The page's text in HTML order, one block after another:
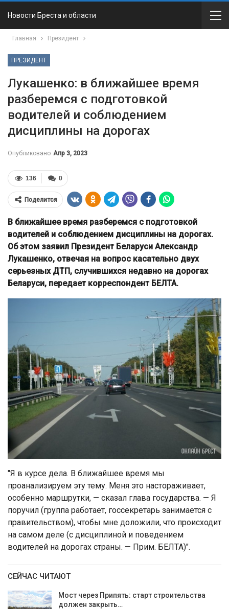
Новости Бреста и области
Главная Президент
ПРЕЗИДЕНТ
Лукашенко: в ближайшее время
разберемся с подготовкой
водителей и соблюдением
дисциплины на дорогах
Опубликовано Апр 3, 2023
0
136
Поделится
В ближайшее время разберемся с подготовкой
водителей и соблюдением дисциплины на дорогах.
Об этом заявил Президент Беларуси Александр
Лукашенко, отвечая на вопрос касательно двух
серьезных ДТП, случившихся недавно на дорогах
Беларуси, передает корреспондент БЕЛТА.
"Я в курсе дела. В ближайшее время мы
проанализируем эту тему. Меня это настораживает,
особенно маршрутки, — сказал глава государства. — Я
поручил (группа работает, госсекретарь занимается с
правительством), чтобы мне доложили, что происходит
на самом деле (с дисциплиной и поведением
водителей на дорогах страны. — Прим. БЕЛТА)".
СЕЙЧАС ЧИТАЮТ
Мост через Припять: старт строительства
должен закрыть…